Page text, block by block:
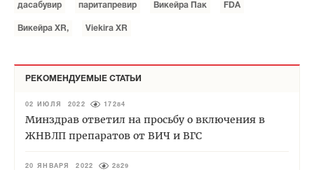
дасабувир паритапревир Викейра Пак FDА
Викейра XR, Viekira XR
РЕКОМЕНДУЕМЫЕ СТАТЬИ
02 ИЮЛЯ 2022 17284
Минздрав ответил на просьбу о включения в
ЖНВЛП препаратов от ВИЧ и ВГС
20 ЯНВАРЯ 2022 2829